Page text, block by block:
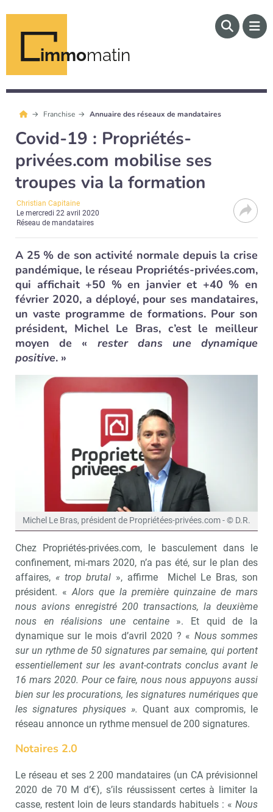
immomatin
Franchise Annuaire des réseaux de mandataires
Covid-19 : Propriétés-
privées.com mobilise ses
troupes via la formation
Christian Capitaine
Lemercredi 22 avril 2020
Réseau de mandataires
A 25 % de son activité normale depuis la crise
pandémique, le réseau Propriétés-privées.com,
qui affichait +50 % en janvier et +40 % en
février 2020, a déployé, pour ses mandataires,
un vaste programme de formations. Pour son
président, Michel Le Bras, c’est le meilleur
moyen de « rester
dans une dynamique
positive. »
Michel Le Bras, président de Propriétées-privées.com - © D.R.
Chez Propriétés-privées.com, le basculement dans le
confinement, mi-mars 2020, n’a pas été, sur le plan des
affaires, « trop brutal », affirme Michel Le Bras, son
président. «Alors que la première quinzaine de mars
nous avions enregistré 200 transactions, la deuxième
nous en réalisions une centaine». Et quid de la
dynamique sur le mois d’avril 2020 ? « Nous sommes
sur un rythme de 50 signatures par semaine, qui portent
essentiellement sur les avant-contrats conclus avant le
16 mars 2020. Pour ce faire, nous nous appuyons aussi
bien sur les procurations, les signatures numériques que
les signatures physiques ». Quant aux compromis, le
réseau annonce un rythme mensuel de 200 signatures.
Notaires 2.0
Le réseau et ses 2 200 mandataires (un CA prévisionnel
2020 de 70 M d’€), s’ils réussissent certes à limiter la
casse, restent loin de leurs standards habituels : « Nous